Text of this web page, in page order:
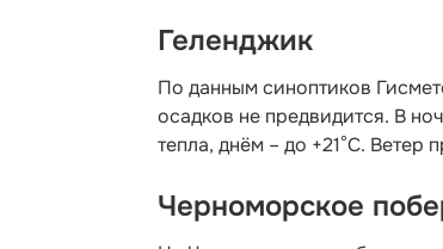
Геленджик
По данным синоптиков
осадков не предвидится. В
тепла, днём – до +21°C.
Черноморское